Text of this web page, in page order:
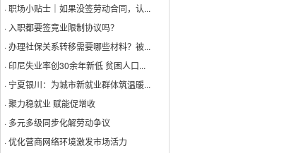
·职场小贴士｜如果没签劳动合同，认...
· 入职都要签竞业限制协议吗？
·办理社保关系转移需要哪些材料？被...
·印尼失业率创30余年新低 贫困人口...
· 宁夏银川：为城市新就业群体筑温暖...
·聚力稳就业 赋能促增收
· 多元多级同步化解劳动争议
·优化营商网络环境激发市场活力